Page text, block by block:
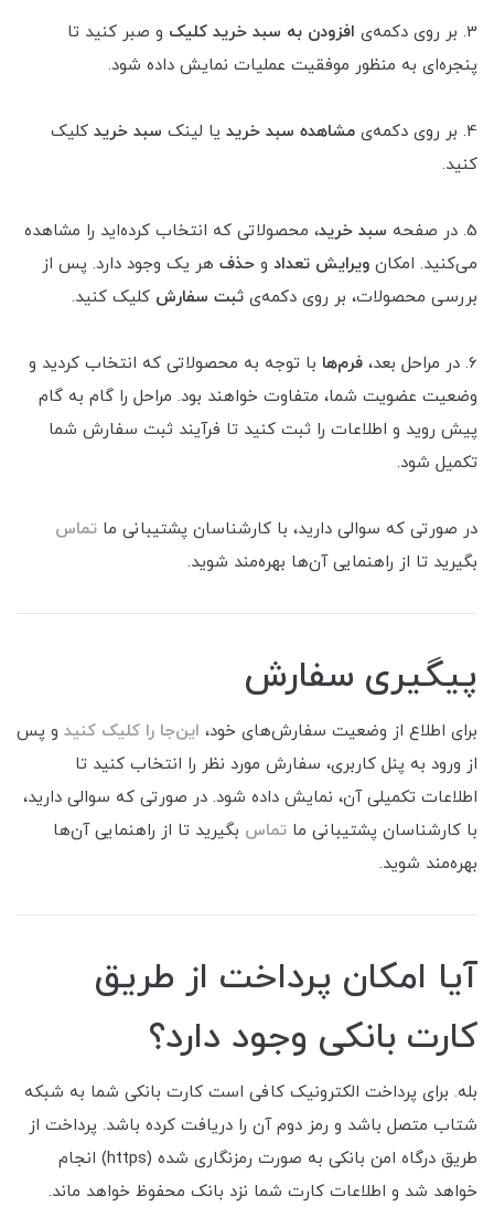
3. بر روی دکمه‌ی افزودن به سبد خرید کلیک و صبر کنید تا
پنجره‌ای به منظور موفقیت عملیات نمایش داده شود.
4. بر روی دکمه‌ی مشاهده سبد خرید یا لینک سبد خرید کلیک
کنید.
5. در صفحه سبد خرید، محصولاتی که انتخاب کرده‌اید را مشاهده
می‌کنید. امکان ویرایش تعداد و حذف هر یک وجود دارد. پس از
بررسی محصولات، بر روی دکمه‌ی ثبت سفارش کلیک کنید.
6. در مراحل بعد، فرم‌ها با توجه به محصولاتی که انتخاب کردید و
وضعیت عضویت شما، متفاوت خواهند بود. مراحل را گام به گام
پیش روید و اطلاعات را ثبت کنید تا فرآیند ثبت سفارش شما
تکمیل شود.
در صورتی که سوالی دارید، با کارشناسان پشتیبانی ما تماس
بگیرید تا از راهنمایی آن‌ها بهره‌مند شوید.
پیگیری سفارش
برای اطلاع از وضعیت سفارش‌های خود، این‌جا را کلیک کنید و پس
از ورود به پنل کاربری، سفارش مورد نظر را انتخاب کنید تا
اطلاعات تکمیلی آن، نمایش داده شود. در صورتی که سوالی دارید،
با کارشناسان پشتیبانی ما تماس بگیرید تا از راهنمایی آن‌ها
بهره‌مند شوید.
آیا امکان پرداخت از طریق
کارت بانکی وجود دارد؟
بله. برای پرداخت الکترونیک کافی است کارت بانکی شما به شبکه
شتاب متصل باشد و رمز دوم آن را دریافت کرده باشد. پرداخت از
طریق درگاه امن بانکی به صورت رمزنگاری شده (https) انجام
خواهد شد و اطلاعات کارت شما نزد بانک محفوظ خواهد ماند.